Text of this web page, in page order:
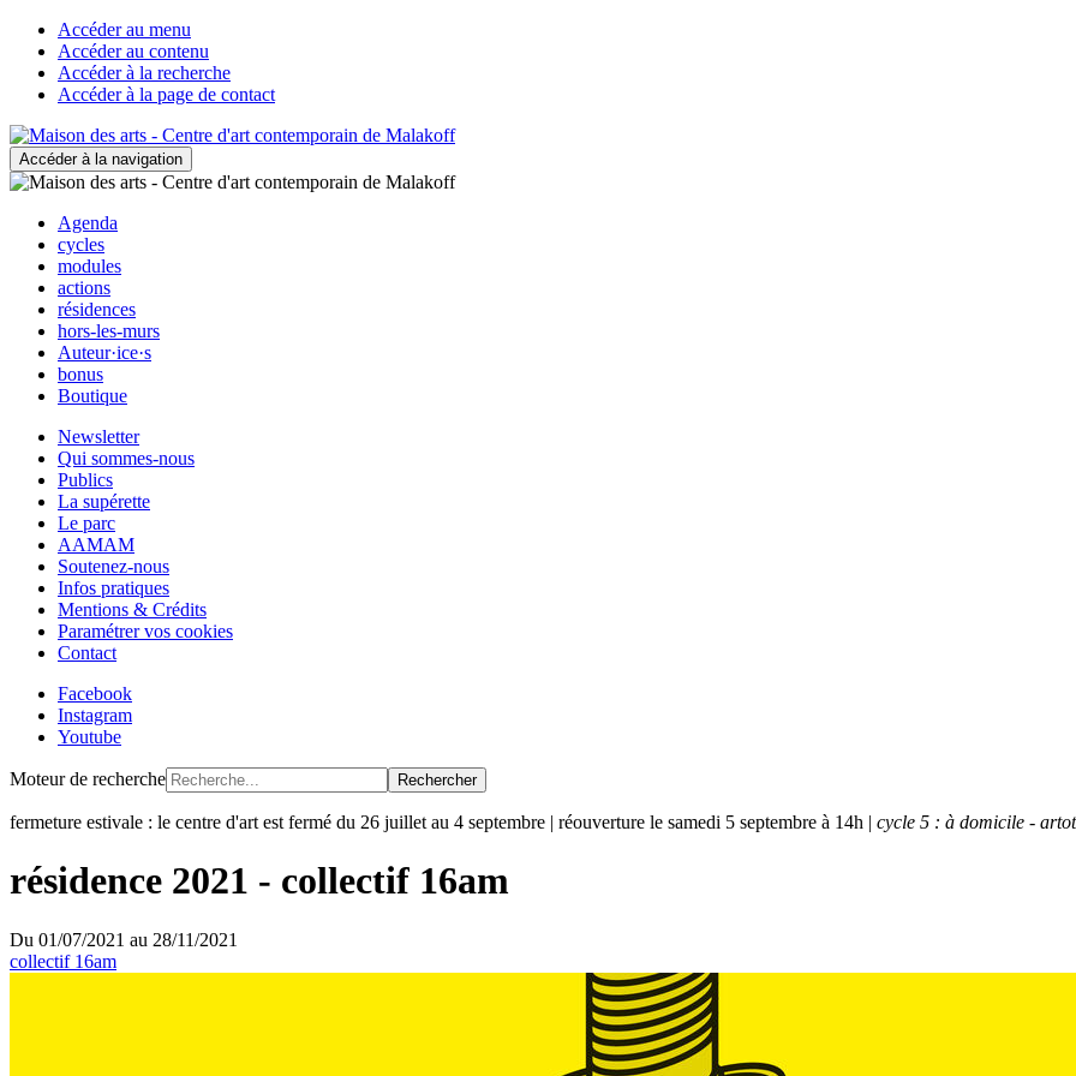
Accéder au menu
Accéder au contenu
Accéder à la recherche
Accéder à la page de contact
Accéder à la navigation
Agenda
cycles
modules
actions
résidences
hors-les-murs
Auteur·ice·s
bonus
Boutique
Newsletter
Qui sommes-nous
Publics
La supérette
Le parc
AAMAM
Soutenez-nous
Infos pratiques
Mentions & Crédits
Paramétrer vos cookies
Contact
Facebook
Instagram
Youtube
Moteur de recherche Rechercher
fermeture estivale : le centre d'art est fermé du 26 juillet au 4 septembre | réouverture le samedi 5 septembre à 14h | cycle 5 : à domicile -
résidence 2021 - collectif 16am
Du 01/07/2021 au 28/11/2021
collectif 16am